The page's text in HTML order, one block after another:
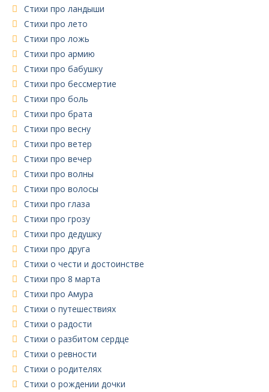
Стихи про ландыши
Стихи про лето
Стихи про ложь
Стихи про армию
Стихи про бабушку
Стихи про бессмертие
Стихи про боль
Стихи про брата
Стихи про весну
Стихи про ветер
Стихи про вечер
Стихи про волны
Стихи про волосы
Стихи про глаза
Стихи про грозу
Стихи про дедушку
Стихи про друга
Стихи о чести и достоинстве
Стихи про 8 марта
Стихи про Амура
Стихи о путешествиях
Стихи о радости
Стихи о разбитом сердце
Стихи о ревности
Стихи о родителях
Стихи о рождении дочки